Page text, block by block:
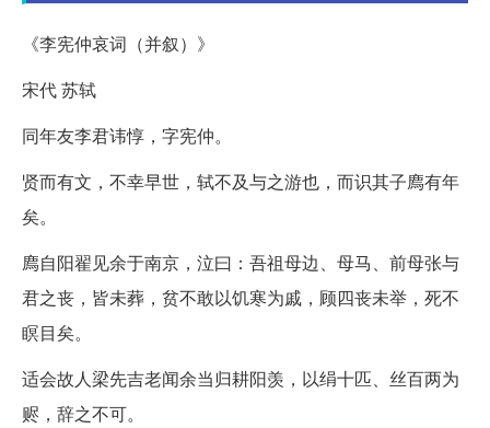
《李宪仲哀词（并叙）》
宋代 苏轼
同年友李君讳惇，字宪仲。
贤而有文，不幸早世，轼不及与之游也，而识其子廌有年
矣。
廌自阳翟见余于南京，泣曰：吾祖母边、母马、前母张与
君之丧，皆未葬，贫不敢以饥寒为戚，顾四丧未举，死不
瞑目矣。
适会故人梁先吉老闻余当归耕阳羡，以绢十匹、丝百两为
赆，辞之不可。